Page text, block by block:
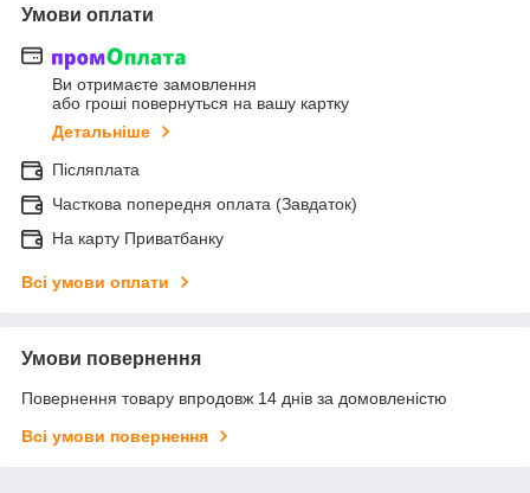
Умови оплати
Ви отримаєте замовлення
або гроші повернуться на вашу картку
Детальніше
Післяплата
Часткова попередня оплата (Завдаток)
На карту Приватбанку
Всі умови оплати
Умови повернення
Повернення товару впродовж 14 днів за домовленістю
Всі умови повернення